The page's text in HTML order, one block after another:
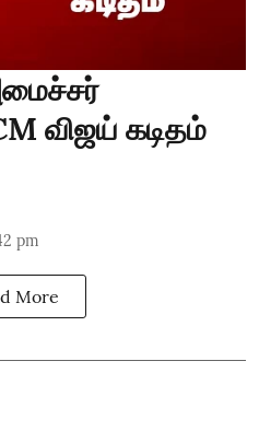
விஜய் கடிதம்
pm
More